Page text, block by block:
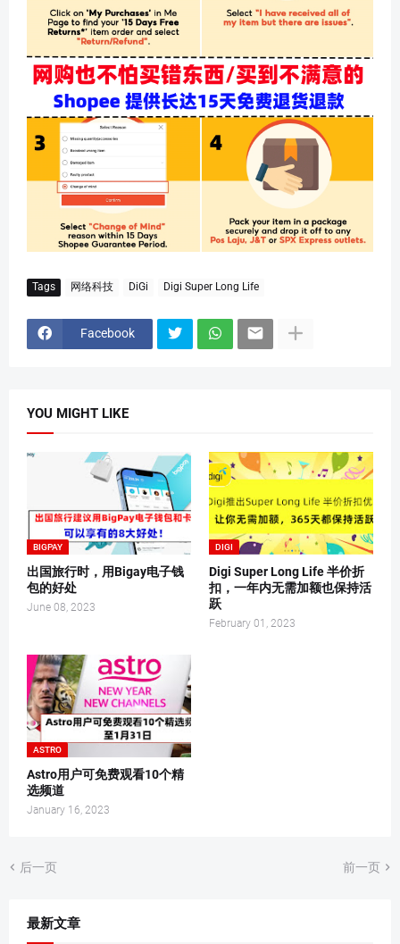
Tags 网络科技 DiGi Digi Super Long Life
Facebook
YOU MIGHT LIKE
BIGPAY
出国旅行时，用Bigay电子钱
包的好处
June 08, 2023
DIGI
Digi Super Long Life 半价折
扣，一年内无需加额也保持活
跃
February 01, 2023
ASTRO
Astro用户可免费观看10个精
选频道
January 16, 2023
后一页 前一页
最新文章